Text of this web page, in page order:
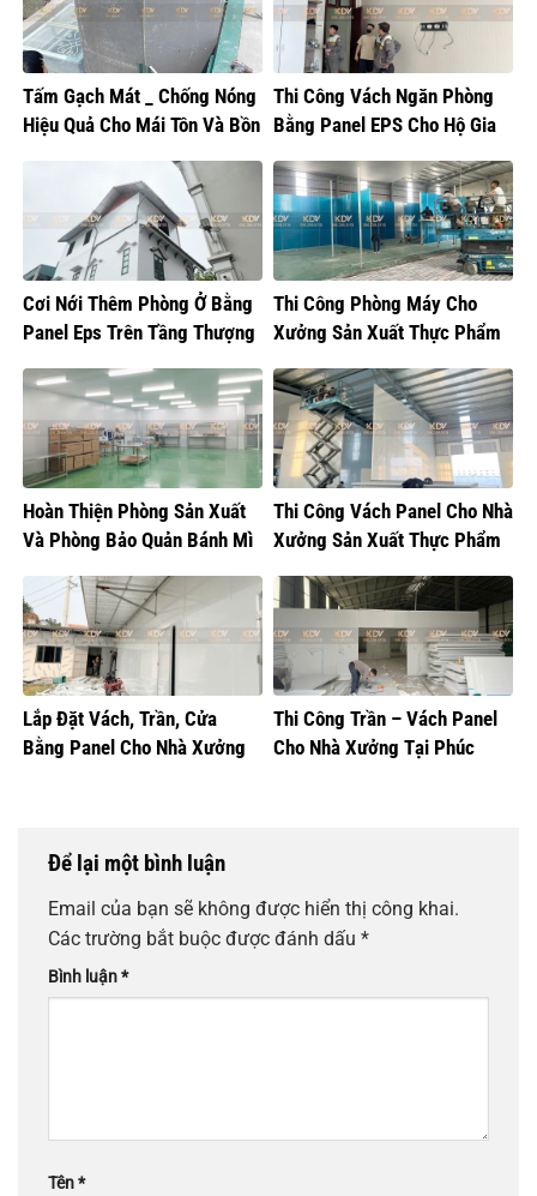
Tấm Gạch Mát _ Chống Nóng
Hiệu Quả Cho Mái Tôn Và Bồn
Thi Công Vách Ngăn Phòng
Bằng Panel EPS Cho Hộ Gia
Cơi Nới Thêm Phòng Ở Bằng
Panel Eps Trên Tầng Thượng
Thi Công Phòng Máy Cho
Xưởng Sản Xuất Thực Phẩm
Hoàn Thiện Phòng Sản Xuất
Và Phòng Bảo Quản Bánh Mì
Thi Công Vách Panel Cho Nhà
Xưởng Sản Xuất Thực Phẩm
Lắp Đặt Vách, Trần, Cửa
Bằng Panel Cho Nhà Xưởng
Thi Công Trần – Vách Panel
Cho Nhà Xưởng Tại Phúc
Để lại một bình luận
Email của bạn sẽ không được hiển thị công khai.
Các trường bắt buộc được đánh dấu *
Bình luận*
Tên*